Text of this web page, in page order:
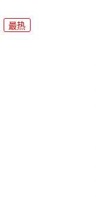
最热